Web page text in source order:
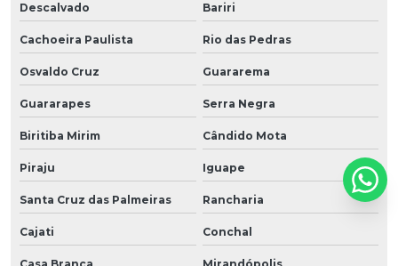
Descalvado Bariri
Cachoeira Paulista Rio das Pedras
Osvaldo Cruz Guararema
Guararapes Serra Negra
Biritiba Mirim Cândido Mota
Piraju Iguape
Santa Cruz das Palmeiras Rancharia
Cajati Conchal